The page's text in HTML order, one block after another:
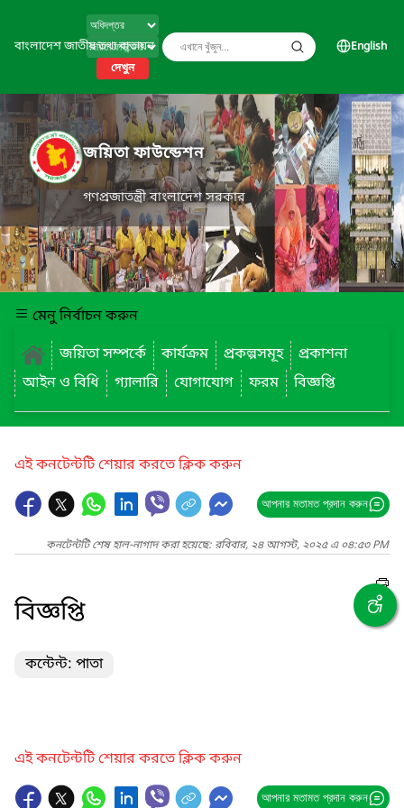
বাংলাদেশ জাতীয় তথ্য বাতায়ন
দেখুন
English
জয়িতা ফাউন্ডেশন
গণপ্রজাতন্ত্রী বাংলাদেশ সরকার
মেনু নির্বাচন করুন
জয়িতা সম্পর্কে
কার্যক্রম প্রকল্পসমূহ
প্রকাশনা
আইন ও বিধি
গ্যালারি যোগাযোগ ফরম বিজ্ঞপ্তি
এই কনটেন্টটি শেয়ার করতে ক্লিক করুন
আপনার মতামত প্রদান করুন
কনটেন্টটি শেষ হাল-নাগাদ করা হয়েছে: রবিবার, ২৪ আগস্ট, ২০২৫ এ ০৪:৫৩ PM
বিজ্ঞপ্তি
কন্টেন্ট: পাতা
এই কনটেন্টটি শেয়ার করতে ক্লিক করুন
আপনার মতামত প্রদান করুন